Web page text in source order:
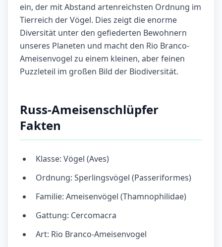
ein, der mit Abstand artenreichsten Ordnung im
Tierreich der Vögel. Dies zeigt die enorme
Diversität unter den gefiederten Bewohnern
unseres Planeten und macht den Rio Branco-
Ameisenvogel zu einem kleinen, aber feinen
Puzzleteil im großen Bild der Biodiversität.
Russ-Ameisenschlüpfer
Fakten
Klasse: Vögel (Aves)
Ordnung: Sperlingsvögel (Passeriformes)
Familie: Ameisenvögel (Thamnophilidae)
Gattung: Cercomacra
Art: Rio Branco-Ameisenvogel